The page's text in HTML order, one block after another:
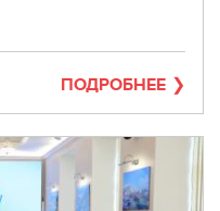
ПОДРОБНЕЕ